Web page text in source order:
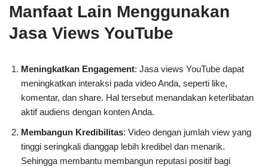
Manfaat Lain Menggunakan
Jasa Views YouTube
Meningkatkan Engagement: Jasa views YouTube dapat
meningkatkan interaksi pada video Anda, seperti like,
komentar, dan share. Hal tersebut menandakan keterlibatan
aktif audiens dengan konten Anda.
Membangun Kredibilitas: Video dengan jumlah view yang
tinggi seringkali dianggap lebih kredibel dan menarik.
Sehingga membantu membangun reputasi positif bagi